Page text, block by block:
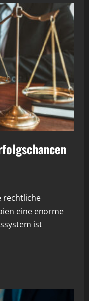
rechtliche
eine enorme
ist